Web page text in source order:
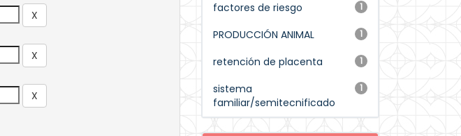
1
factores de riesgo
1
PRODUCCIÓN ANIMAL
1
retención de placenta
1
sistema
familiar/semitecnificado